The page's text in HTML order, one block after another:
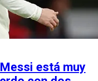
está muy